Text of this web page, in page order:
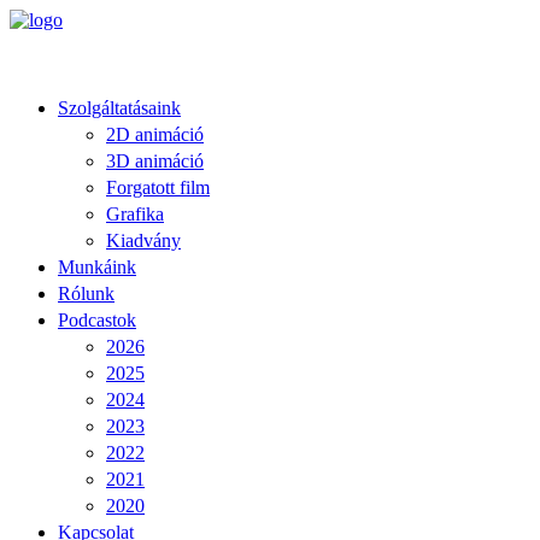
Szolgáltatásaink
2D animáció
3D animáció
Forgatott film
Grafika
Kiadvány
Munkáink
Rólunk
Podcastok
2026
2025
2024
2023
2022
2021
2020
Kapcsolat